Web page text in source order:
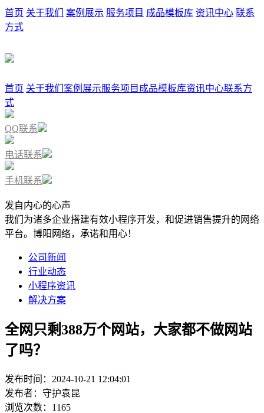
首页 关于我们 案例展示 服务项目 成品模板库 资讯中心 联系
方式
首页 关于我们 案例展示服务项目 成品模板库资讯中心联系方
式
QQ联系
电话联系
手机联系
发自内心的心声
我们为诸多企业搭建有效小程序开发，和促进销售提升的网络
平台。博阳网络，承诺和用心！
公司新闻
行业动态
小程序资讯
解决方案
全网只剩388万个网站，大家都不做网站
了吗？
发布时间：2024-10-21 12:04:01
发布者：守护袁昆
浏览次数：1165